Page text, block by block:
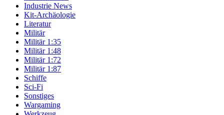
Industrie News
Kit-Archäologie
Literatur
Militär
Militär 1:35
Militär 1:48
Militär 1:72
Militär 1:87
Schiffe
Sci-Fi
Sonstiges
Wargaming